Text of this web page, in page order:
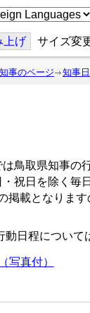
上げ サイズ変
知事のページ 知事
鳥取県知事の
祝日を除く毎
掲載となりま
日程について
写真付）